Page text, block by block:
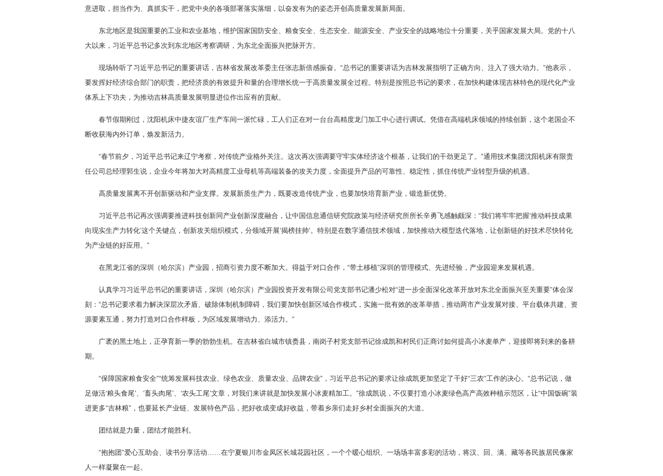
意进取，担当作为、真抓实干，把党中央的各项部署落实落细，以奋发有为的姿态开创高质量发展新局面。
东北地区是我国重要的工业和农业基地，维护国家国防安全、粮食安全、生态安全、能源安全、产业安全的战略地位十分重要，关乎国家发展大局。党的十八
大以来，习近平总书记多次到东北地区考察调研，为东北全面振兴把脉开方。
现场聆听了习近平总书记的重要讲话，吉林省发展改革委主任张志新倍感振奋。“总书记的重要讲话为吉林发展指明了正确方向、注入了强大动力。”他表示，
要发挥好经济综合部门的职责，把经济质的有效提升和量的合理增长统一于高质量发展全过程。特别是按照总书记的要求，在加快构建体现吉林特色的现代化产业
体系上下功夫，为推动吉林高质量发展明显进位作出应有的贡献。
春节假期刚过，沈阳机床中捷友谊厂生产车间一派忙碌，工人们正在对一台台高精度龙门加工中心进行调试。凭借在高端机床领域的持续创新，这个老国企不
断收获海内外订单，焕发新活力。
“春节前夕，习近平总书记来辽宁考察，对传统产业格外关注。这次再次强调要守牢实体经济这个根基，让我们的干劲更足了。”通用技术集团沈阳机床有限责
任公司总经理郭生说，企业今年将加大对高精度工业母机等高端装备的攻关力度，全面提升产品的可靠性、稳定性，抓住传统产业转型升级的机遇。
高质量发展离不开创新驱动和产业支撑。发展新质生产力，既要改造传统产业，也要加快培育新产业，锻造新优势。
习近平总书记再次强调要推进科技创新同产业创新深度融合，让中国信息通信研究院政策与经济研究所所长辛勇飞感触颇深：“我们将牢牢把握‘推动科技成果
向现实生产力转化’这个关键点，创新攻关组织模式，分领域开展‘揭榜挂帅’。特别是在数字通信技术领域，加快推动大模型迭代落地，让创新链的好技术尽快转化
为产业链的好应用。”
在黑龙江省的深圳（哈尔滨）产业园，招商引资力度不断加大。得益于对口合作，“带土移植”深圳的管理模式、先进经验，产业园迎来发展机遇。
认真学习习近平总书记的重要讲话，深圳（哈尔滨）产业园投资开发有限公司党支部书记潘少松对“进一步全面深化改革开放对东北全面振兴至关重要”体会深
刻：“总书记要求着力解决深层次矛盾、破除体制机制障碍，我们要加快创新区域合作模式，实施一批有效的改革举措，推动两市产业发展对接、平台载体共建、资
源要素互通，努力打造对口合作样板，为区域发展增动力、添活力。”
广袤的黑土地上，正孕育新一季的勃勃生机。在吉林省白城市镇赉县，南岗子村党支部书记徐成凯和村民们正商讨如何提高小冰麦单产，迎接即将到来的备耕
期。
“保障国家粮食安全”“统筹发展科技农业、绿色农业、质量农业、品牌农业”，习近平总书记的要求让徐成凯更加坚定了干好“三农”工作的决心。“总书记说，做
足做活‘粮头食尾’、‘畜头肉尾’、‘农头工尾’文章，对我们来讲就是加快发展小冰麦精加工。”徐成凯说，不仅要打造小冰麦绿色高产高效种植示范区，让“中国饭碗”装
进更多“吉林粮”，也要延长产业链、发展特色产品，把好收成变成好收益，带着乡亲们走好乡村全面振兴的大道。
团结就是力量，团结才能胜利。
“抱抱团”爱心互助会、读书分享活动……在宁夏银川市金凤区长城花园社区，一个个暖心组织、一场场丰富多彩的活动，将汉、回、满、藏等各民族居民像家
人一样凝聚在一起。